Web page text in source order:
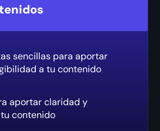
sencillas para aportar
a tu contenido
aportar claridad y
contenido